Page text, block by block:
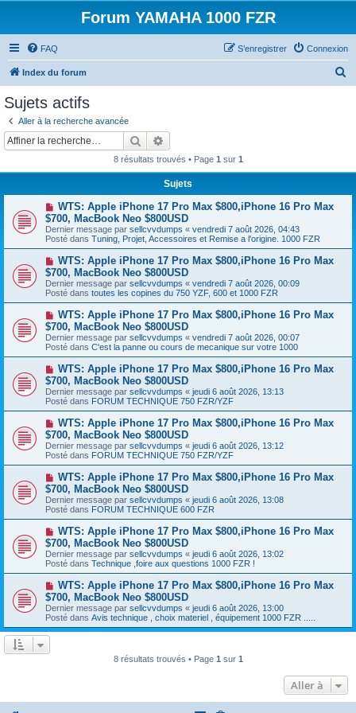
Forum YAMAHA 1000 FZR
FAQ Connexion
S’enregistrer
Index du forum
Sujets actifs
Aller à la recherche avancée
Rechercher
8 résultats trouvés • Page 1 sur 1
Sujets
N
o
u
v
e
a
u
m
e
s
a
g
e
WTS: Apple iPhone 17 Pro Max $800,iPhone 16 Pro Max
$700, MacBook Neo $800USD
Dernier message par sellcvvdumps « vendredi 7 août 2026, 04:43
Posté dans Tuning, Projet, Accessoires et Remise a l'origine. 1000 FZR
N
o
u
v
e
a
u
m
e
s
a
g
e
WTS: Apple iPhone 17 Pro Max $800,iPhone 16 Pro Max
$700, MacBook Neo $800USD
Dernier message par sellcvvdumps « vendredi 7 août 2026, 00:09
Posté dans toutes les copines du 750 YZF, 600 et 1000 FZR
N
o
u
v
e
a
u
m
e
s
a
g
e
WTS: Apple iPhone 17 Pro Max $800,iPhone 16 Pro Max
$700, MacBook Neo $800USD
Dernier message par sellcvvdumps « vendredi 7 août 2026, 00:07
Posté dans C'est la panne ou cours de mecanique sur votre 1000
N
o
u
v
e
a
u
m
e
s
a
g
e
WTS: Apple iPhone 17 Pro Max $800,iPhone 16 Pro Max
$700, MacBook Neo $800USD
Dernier message par sellcvvdumps « jeudi 6 août 2026, 13:13
Posté dans FORUM TECHNIQUE 750 FZR/YZF
N
o
u
v
e
a
u
m
e
s
a
g
e
WTS: Apple iPhone 17 Pro Max $800,iPhone 16 Pro Max
$700, MacBook Neo $800USD
Dernier message par sellcvvdumps « jeudi 6 août 2026, 13:12
Posté dans FORUM TECHNIQUE 750 FZR/YZF
N
o
u
v
e
a
u
m
e
s
a
g
e
WTS: Apple iPhone 17 Pro Max $800,iPhone 16 Pro Max
$700, MacBook Neo $800USD
Dernier message par sellcvvdumps « jeudi 6 août 2026, 13:08
Posté dans FORUM TECHNIQUE 600 FZR
N
o
u
v
e
a
u
m
e
s
a
WTS: Apple iPhone 17 Pro Max $800,iPhone 16 Pro Max
$700, MacBook Neo $800USD
Dernier message par sellcvvdumps « jeudi 6 août 2026, 13:02
Posté dans Technique ,foire aux questions 1000 FZR !
N
o
u
v
e
a
WTS: Apple iPhone 17 Pro Max $800,iPhone 16 Pro Max
$700, MacBook Neo $800USD
Dernier message par sellcvvdumps « jeudi 6 août 2026, 13:00
Posté dans Avis technique , choix materiel , équipement 1000 FZR .....
8 résultats trouvés • Page 1 sur 1
Aller à